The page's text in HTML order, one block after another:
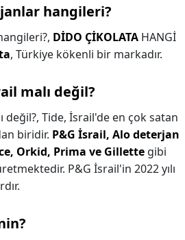
hangileri?
DİDO ÇİKOLATA HANGİ
, Türkiye kökenli bir markadır.
malı değil?
değil?, Tide, İsrail'de en çok satan
biridir. P&G İsrail, Alo deterjan
Orkid, Prima ve Gillette gibi
P&G İsrail'in 2022 yılı